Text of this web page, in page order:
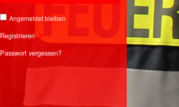
Angemeldet bleiben
Registrieren
Passwort vergessen?